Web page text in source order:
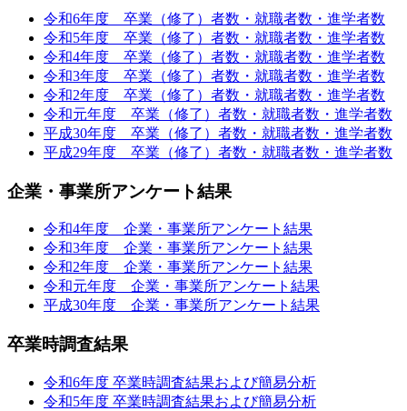
令和6年度 卒業（修了）者数・就職者数・進学者数
令和5年度 卒業（修了）者数・就職者数・進学者数
令和4年度 卒業（修了）者数・就職者数・進学者数
令和3年度 卒業（修了）者数・就職者数・進学者数
令和2年度 卒業（修了）者数・就職者数・進学者数
令和元年度 卒業（修了）者数・就職者数・進学者数
平成30年度 卒業（修了）者数・就職者数・進学者数
平成29年度 卒業（修了）者数・就職者数・進学者数
企業・事業所アンケート結果
令和4年度 企業・事業所アンケート結果
令和3年度 企業・事業所アンケート結果
令和2年度 企業・事業所アンケート結果
令和元年度 企業・事業所アンケート結果
平成30年度 企業・事業所アンケート結果
卒業時調査結果
令和6年度 卒業時調査結果および簡易分析
令和5年度 卒業時調査結果および簡易分析